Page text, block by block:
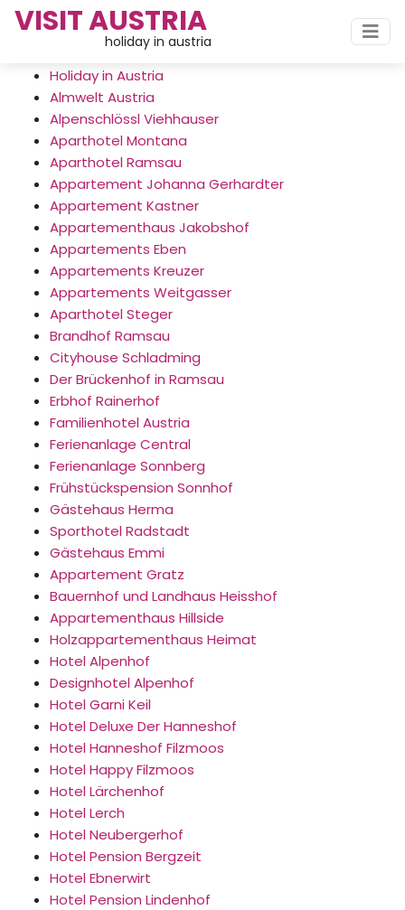
VISIT AUSTRIA
holiday in austria
Holiday in Austria
Almwelt Austria
Alpenschlössl Viehhauser
Aparthotel Montana
Aparthotel Ramsau
Appartement Johanna Gerhardter
Appartement Kastner
Appartementhaus Jakobshof
Appartements Eben
Appartements Kreuzer
Appartements Weitgasser
Aparthotel Steger
Brandhof Ramsau
Cityhouse Schladming
Der Brückenhof in Ramsau
Erbhof Rainerhof
Familienhotel Austria
Ferienanlage Central
Ferienanlage Sonnberg
Frühstückspension Sonnhof
Gästehaus Herma
Sporthotel Radstadt
Gästehaus Emmi
Appartement Gratz
Bauernhof und Landhaus Heisshof
Appartementhaus Hillside
Holzappartementhaus Heimat
Hotel Alpenhof
Designhotel Alpenhof
Hotel Garni Keil
Hotel Deluxe Der Hanneshof
Hotel Hanneshof Filzmoos
Hotel Happy Filzmoos
Hotel Lärchenhof
Hotel Lerch
Hotel Neubergerhof
Hotel Pension Bergzeit
Hotel Ebnerwirt
Hotel Pension Lindenhof